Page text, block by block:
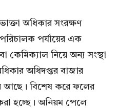
অধিকার সংরক্ষণ
পর্যায়ের এক
কেমিক্যাল নিয়ে অন্য সংস্থা
অধিদপ্তর বাজার
আছে। বিশেষ করে ফলের
হচ্ছে। অনিয়ম পেলে